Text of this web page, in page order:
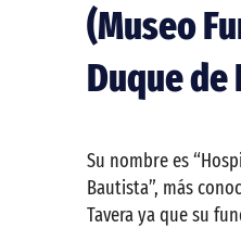
(Museo
Duque de
Su nombre es
Bautista”, más
Tavera ya que su